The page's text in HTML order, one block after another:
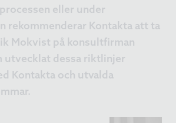
eller under
rekommenderar Kontakta att ta
Mokvist på konsultfirman
utvecklat dessa riktlinjer
Kontakta och utvalda